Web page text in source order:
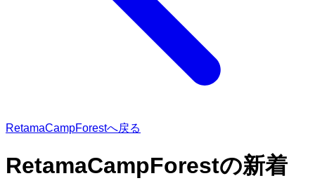
RetamaCampForestへ戻る
RetamaCampForestの新着